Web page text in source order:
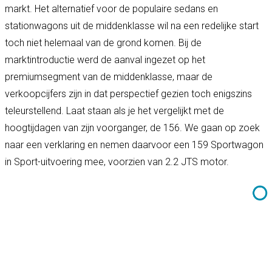
markt. Het alternatief voor de populaire sedans en
stationwagons uit de middenklasse wil na een redelijke start
toch niet helemaal van de grond komen. Bij de
marktintroductie werd de aanval ingezet op het
premiumsegment van de middenklasse, maar de
verkoopcijfers zijn in dat perspectief gezien toch enigszins
teleurstellend. Laat staan als je het vergelijkt met de
hoogtijdagen van zijn voorganger, de 156. We gaan op zoek
naar een verklaring en nemen daarvoor een 159 Sportwagon
in Sport-uitvoering mee, voorzien van 2.2 JTS motor.